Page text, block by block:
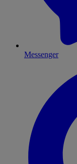
Messenger